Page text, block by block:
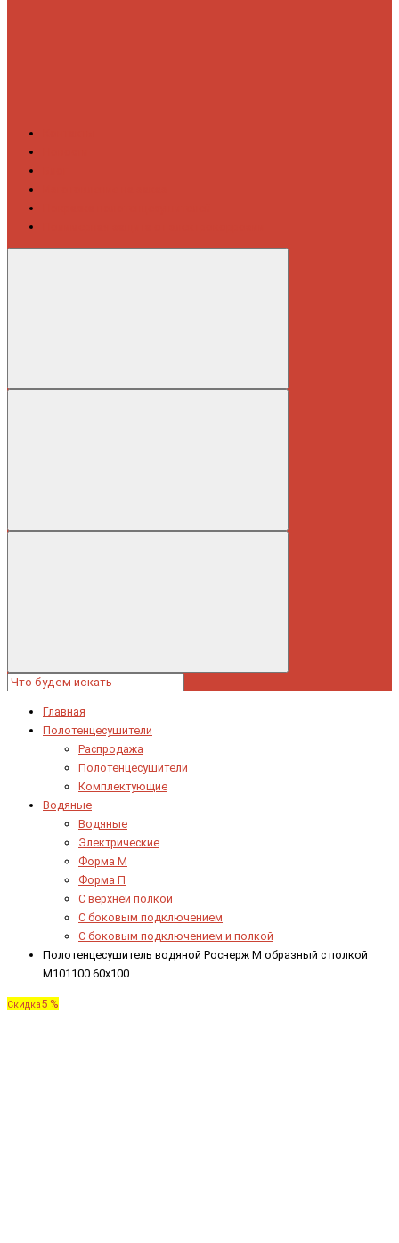
Главная
Полотенцесушители
Распродажа
Полотенцесушители
Комплектующие
Водяные
Водяные
Электрические
Форма М
Форма П
C верхней полкой
C боковым подключением
C боковым подключением и полкой
Полотенцесушитель водяной Роснерж М образный с полкой
M101100 60x100
Скидка5 %